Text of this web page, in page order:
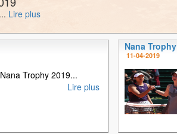
Lire plus
Nana Trophy 2019...
Lire plus
Nana
11-04-2019